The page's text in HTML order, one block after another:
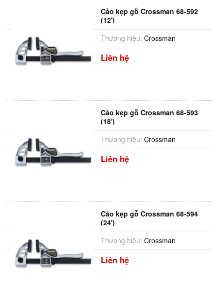
Cảo kẹp gỗ Crossman 68-592
(12')
Thương hiệu: Crossman
Liên hệ
Cảo kẹp gỗ Crossman 68-593
(18')
Thương hiệu: Crossman
Liên hệ
Cảo kẹp gỗ Crossman 68-594
(24')
Thương hiệu: Crossman
Liên hệ